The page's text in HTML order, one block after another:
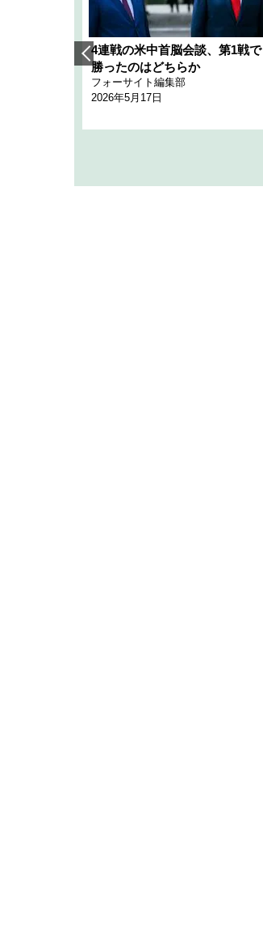
4連戦の米中首脳会談、第1戦で
勝ったのはどちらか
フォーサイト編集部
2026年5月17日